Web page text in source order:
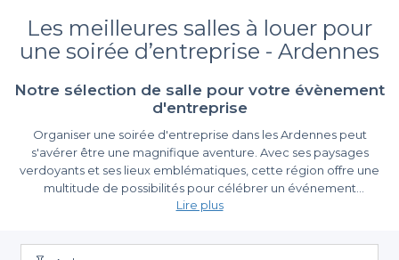
Les meilleures salles à louer pour
une soirée d’entreprise - Ardennes
Notre sélection de salle pour votre évènement
d'entreprise
Organiser une soirée d'entreprise dans les Ardennes peut
s'avérer être une magnifique aventure. Avec ses paysages
verdoyants et ses lieux emblématiques, cette région offre une
multitude de possibilités pour célébrer un événement
professionnel de manière mémorable. Que ce soit pour
important, le choix du lieu est crucial pour garantir le succès de
Simplifiez l'organisation de votre soirée d'entreprise
Lire plus